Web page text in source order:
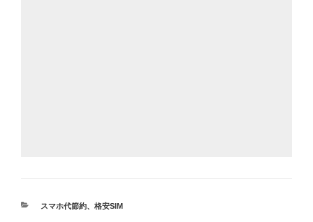
カ
スマホ代節約、格安SIM